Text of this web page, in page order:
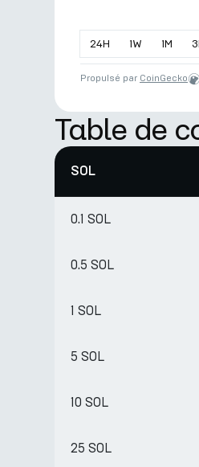
24H 1W 1M 3
Propulsé par CoinGecko
Table de
SOL
0.1 SOL
0.5 SOL
1 SOL
5 SOL
10 SOL
25 SOL